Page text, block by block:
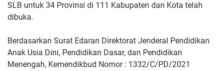
SLB untuk 34 Provinsi di 111 Kabupaten dan Kota telah
dibuka.
Berdasarkan Surat Edaran Direktorat Jenderal Pendidikan
Anak Usia Dini, Pendidikan Dasar, dan Pendidikan
Menengah, Kemendikbud Nomor : 1332/C/PD/2021